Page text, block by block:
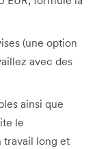
(une option
avec des
ainsi que
le
travail long et